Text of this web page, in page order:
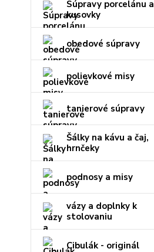
Súpravy porcelánu a
kusovky
obedové súpravy
polievkové misy
tanierové súpravy
Šálky na kávu a čaj,
hrnčeky
podnosy a misy
vázy a doplnky k
stolovaniu
Cibulák - originál